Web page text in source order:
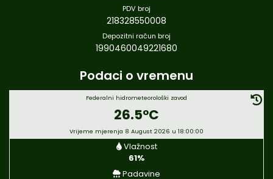
PDV broj
218328550008
Depozitni račun broj
1990460049221680
Podaci o vremenu
Federalni hidrometeorološki zavod
26.5°C
Vrijeme mjerenja 8 August 2026 u 18:00:00
Vlažnost
61%
Padavine